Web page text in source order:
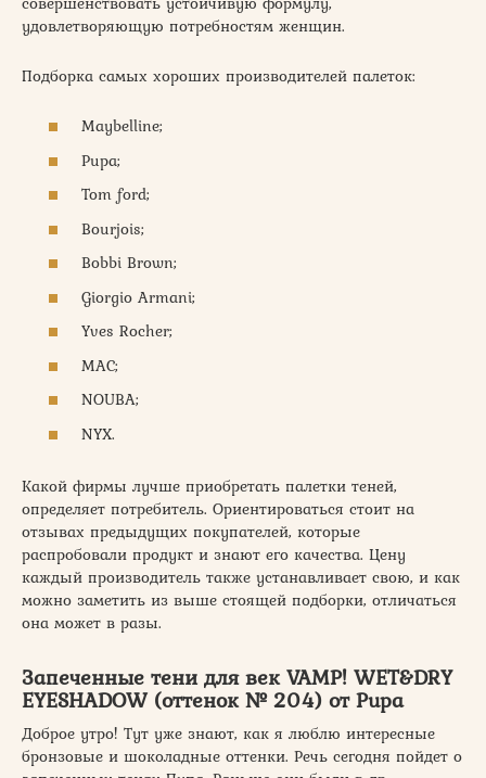
удовлетворяющую потребностям женщин.
Подборка самых хороших производителей палеток:
Maybelline;
Pupa;
Tom ford;
Bourjois;
Bobbi Brown;
Giorgio Armani;
Yves Rocher;
MAC;
NOUBA;
NYX.
Какой фирмы лучше приобретать палетки теней,
определяет потребитель. Ориентироваться стоит на
отзывах предыдущих покупателей, которые
распробовали продукт и знают его качества. Цену
каждый производитель также устанавливает свою, и как
можно заметить из выше стоящей подборки, отличаться
она может в разы.
Запеченные тени для век VAMP! WET&DRY
EYESHADOW (оттенок № 204) от Pupa
Доброе утро! Тут уже знают, как я люблю интересные
бронзовые и шоколадные оттенки. Речь сегодня пойдет о